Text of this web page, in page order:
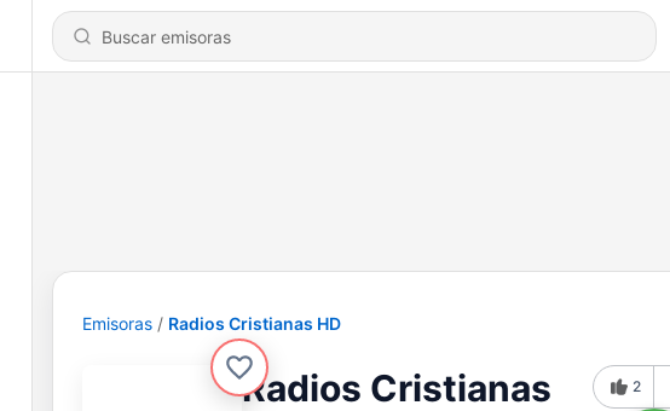
Emisoras Radios Cristianas HD
Radios Cristianas
2